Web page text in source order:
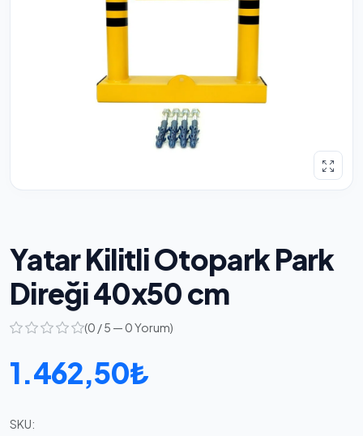
Yatar Kilitli Otopark Park
Direği 40x50 cm
(0 / 5 — 0 Yorum)
1.462,50₺
SKU: